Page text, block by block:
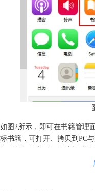
如图2所示，即可在书籍管理
标书籍，可打开、拷贝到PC与
如果想备份书籍，可选择“拷贝